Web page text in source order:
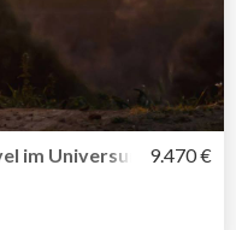
im Universum der
9.470 €